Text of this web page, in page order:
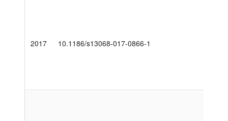
2017 10.1186/s13068-017-0866-1